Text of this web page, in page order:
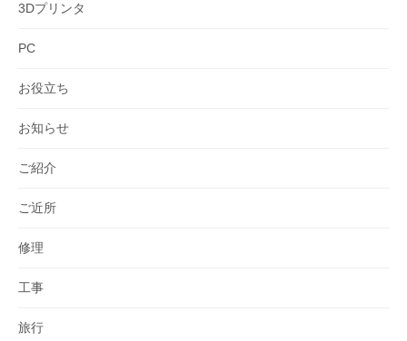
3Dプリンタ
PC
お役立ち
お知らせ
ご紹介
ご近所
修理
工事
旅行